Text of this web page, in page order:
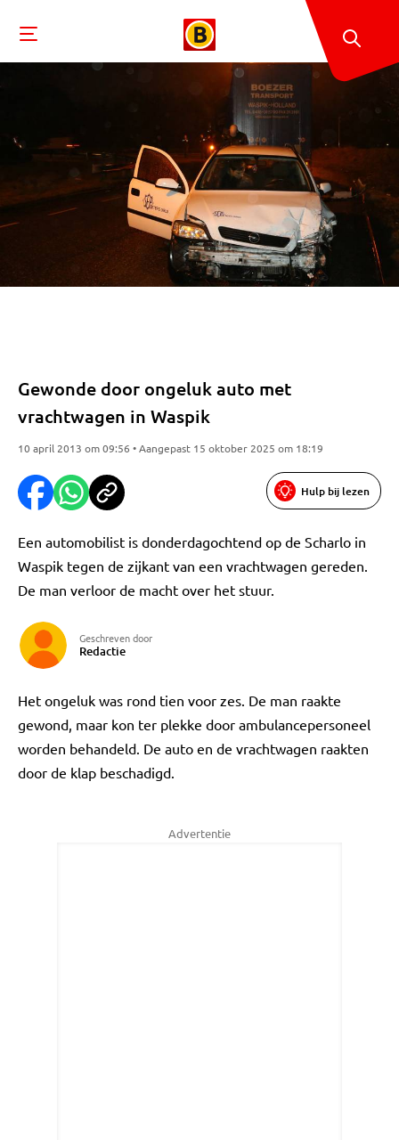
Gewonde door ongeluk auto met
vrachtwagen in Waspik
10 april 2013 om 09:56 • Aangepast 15 oktober 2025 om 18:19
Hulp bij lezen
Een automobilist is donderdagochtend op de Scharlo in
Waspik tegen de zijkant van een vrachtwagen gereden.
De man verloor de macht over het stuur.
Geschreven door
Redactie
Het ongeluk was rond tien voor zes. De man raakte
gewond, maar kon ter plekke door ambulancepersoneel
worden behandeld. De auto en de vrachtwagen raakten
door de klap beschadigd.
Advertentie